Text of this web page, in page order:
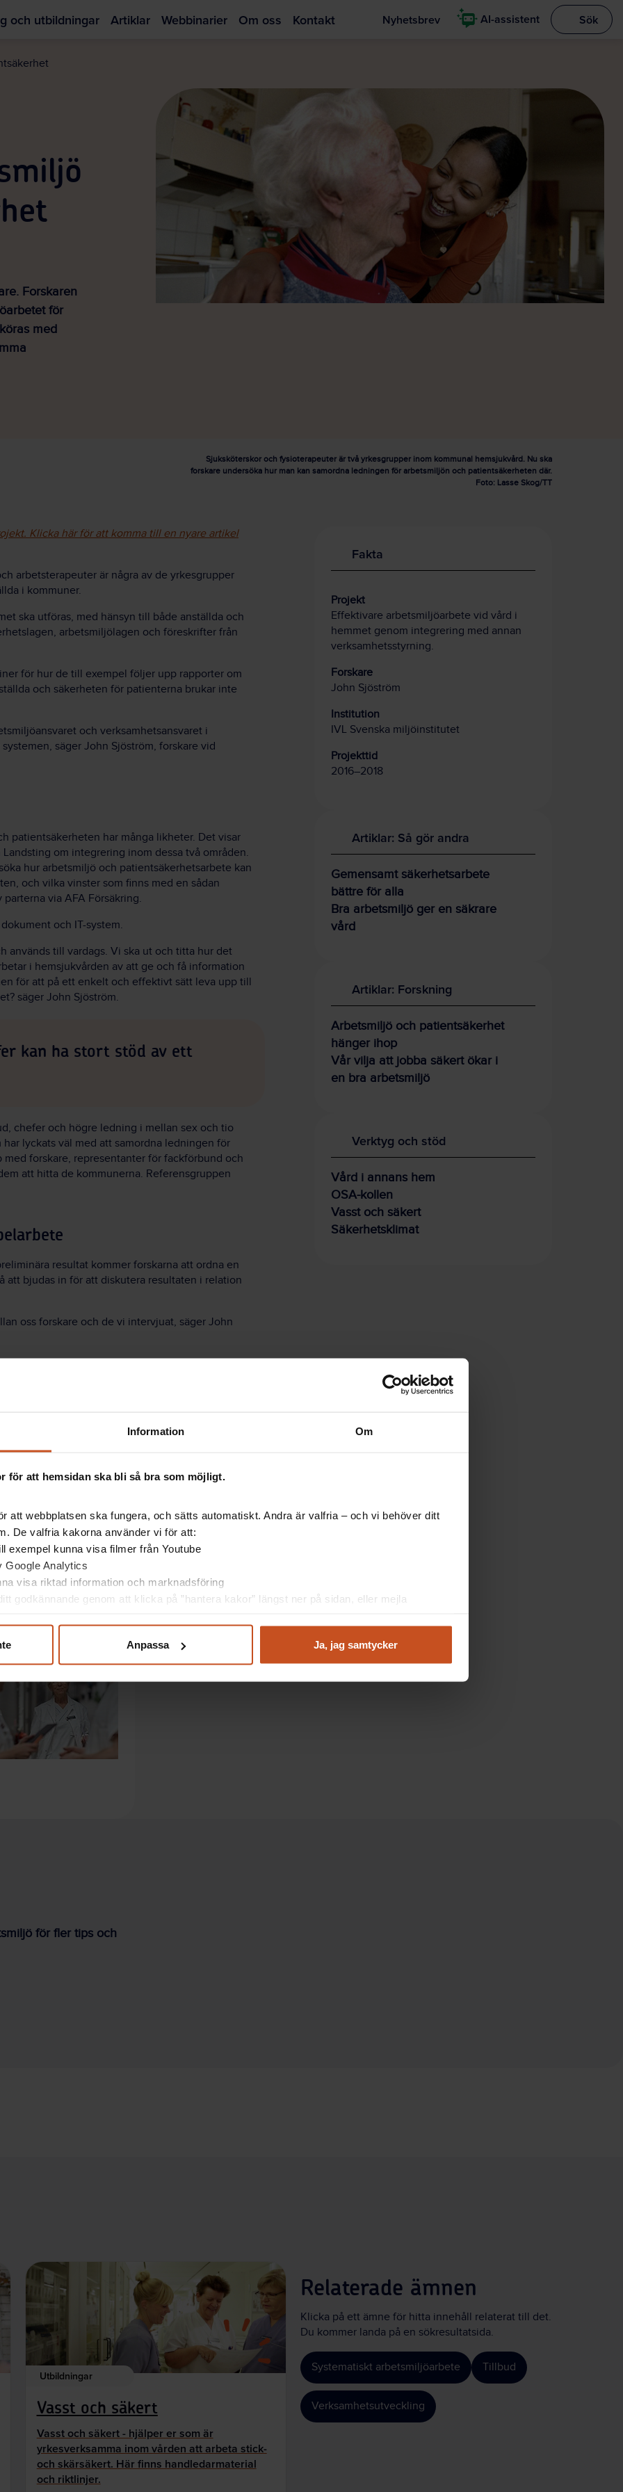
Information Om
för att hemsidan ska bli så bra som möjligt.
att webbplatsen ska fungera, och sätts automatiskt. Andra är valfria – och vi behöver ditt
De valfria kakorna använder vi för att:
exempel kunna visa filmer från Youtube
Google Analytics
visa riktad information och marknadsföring
godkännande genom att klicka på ”hantera kakor” längst ner på sidan, eller mejla
Anpassa Ja, jag samtycker
och utbildningar Artiklar Webbinarier Om oss Kontakt Nyhetsbrev AI-assistent Visa
Sök
Forskaren
för
med
Sjuksköterskor och fysioterapeuter är två yrkesgrupper inom kommunal hemsjukvård. Nu ska
forskare undersöka hur man kan samordna ledningen för arbetsmiljön och patientsäkerheten där.
Foto: Lasse Skog/TT
Klicka här för att komma till en nyare artikel
arbetsterapeuter är några av de yrkesgrupper
i kommuner.
ska utföras, med hänsyn till både anställda och
arbetsmiljölagen och föreskrifter från
för hur de till exempel följer upp rapporter om
och säkerheten för patienterna brukar inte
och verksamhetsansvaret i
säger John Sjöström, forskare vid
patientsäkerheten har många likheter. Det visar
om integrering inom dessa två områden.
hur arbetsmiljö och patientsäkerhetsarbete kan
och vilka vinster som finns med en sådan
via AFA Försäkring.
och IT-system.
används till vardags. Vi ska ut och titta hur det
i hemsjukvården av att ge och få information
för att på ett enkelt och effektivt sätt leva upp till
säger John Sjöström.
kan ha stort stöd av ett
chefer och högre ledning i mellan sex och tio
lyckats väl med att samordna ledningen för
forskare, representanter för fackförbund och
att hitta de kommunerna. Referensgruppen
resultat kommer forskarna att ordna en
att bjudas in för att diskutera resultaten i relation
oss forskare och de vi intervjuat, säger John
mer användbara för både chefer och
ett integrerat ledningssystem som lyfter
ha separata system minskar dubbelarbete och
med varandra – något som annars ofta är upp
och finna lösningar för.
tips och råd om hur du kan organisera
Fakta
Projekt
Effektivare arbetsmiljöarbete vid vård i
hemmet genom integrering med annan
verksamhetsstyrning.
Forskare
John Sjöström
Institution
IVL Svenska miljöinstitutet
Projekttid
2016–2018
Artiklar: Så gör andra
Gemensamt säkerhetsarbete
bättre för alla
Bra arbetsmiljö ger en säkrare
vård
Artiklar: Forskning
Arbetsmiljö och patientsäkerhet
hänger ihop
Vår vilja att jobba säkert ökar i
en bra arbetsmiljö
Verktyg och stöd
Vård i annans hem
OSA-kollen
Vasst och säkert
Säkerhetsklimat
för fler tips och
Utbildningar
Vasst och säkert
Vasst och säkert - hjälper er som är
yrkesverksamma inom vården att arbeta stick-
och skärsäkert. Här finns handledarmaterial
och riktlinjer.
Relaterade ämnen
Klicka på ett ämne för hitta innehåll relaterat till det.
Du kommer landa på en sökresultatsida.
Systematiskt arbetsmiljöarbete Tillbud
Verksamhetsutveckling